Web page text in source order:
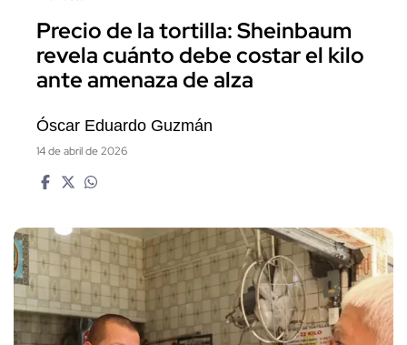
Precio de la tortilla: Sheinbaum
revela cuánto debe costar el kilo
ante amenaza de alza
Óscar Eduardo Guzmán
14 de abril de 2026